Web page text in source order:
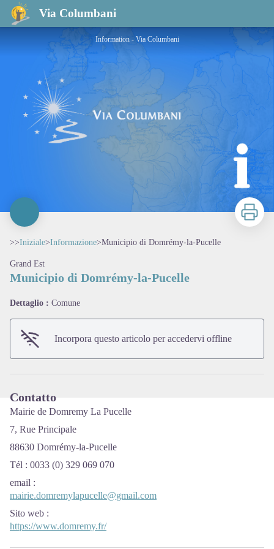
Via Columbani
Municipio di Domrémy-la-Pucelle
Information - Via Columbani
Stampa
>>Iniziale>Informazione>Municipio di Domrémy-la-Pucelle
Grand Est
Municipio di Domrémy-la-Pucelle
Dettaglio : Comune
Incorpora questo articolo per accedervi offline
Contatto
Mairie de Domremy La Pucelle
7, Rue Principale
88630 Domrémy-la-Pucelle
Tél : 0033 (0) 329 069 070
email :
mairie.domremylapucelle@gmail.com
Sito web :
https://www.domremy.fr/